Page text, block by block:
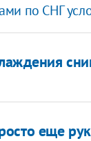
по СНГ
еще